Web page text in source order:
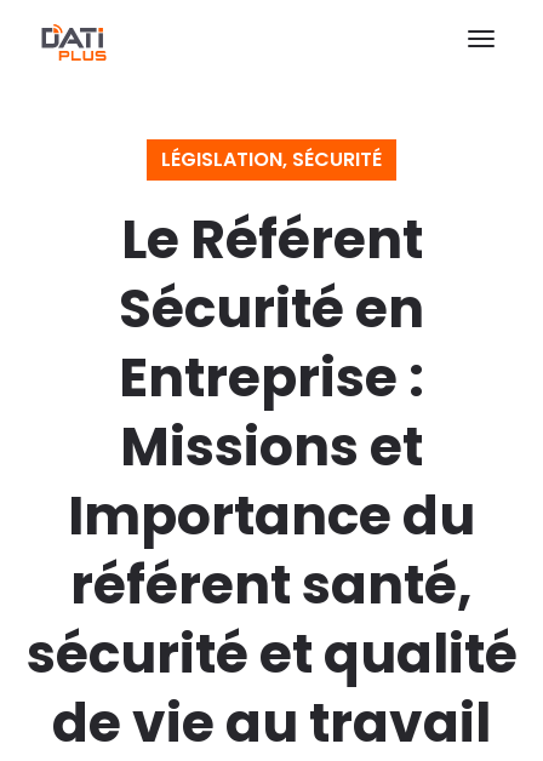
LÉGISLATION, SÉCURITÉ
Le Référent
Sécurité en
Entreprise :
Missions et
Importance du
référent santé,
sécurité et qualité
de vie au travail